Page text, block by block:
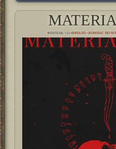
ФЕНТЕЗИ, +21•НАЧАЛО• КОМПАС ПО